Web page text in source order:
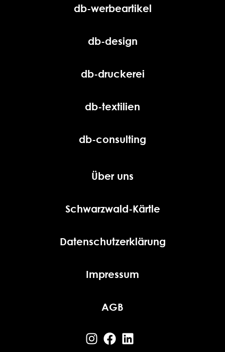
db-werbeartikel
db-design
db-druckerei
db-textilien
db-consulting
Über uns
Schwarzwald-Kärtle
Datenschutzerklärung
Impressum
AGB